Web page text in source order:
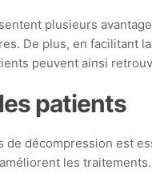
plusieurs
De plus, en facilitant
peuvent ainsi
patients
décompression est
les